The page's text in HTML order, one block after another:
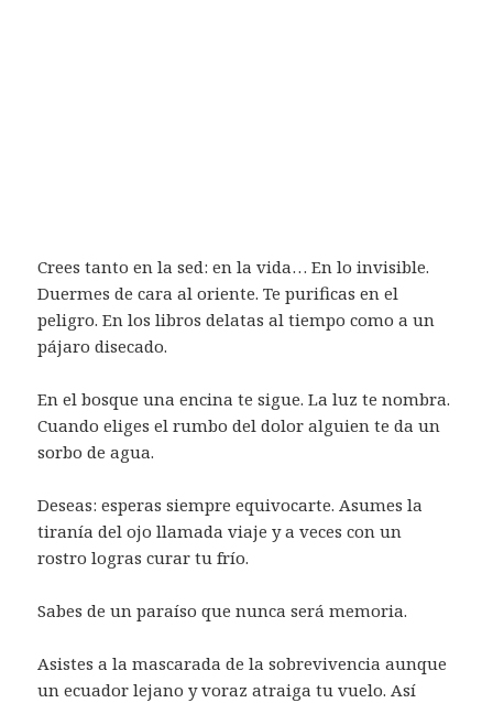
Crees tanto en la sed: en la vida… En lo invisible.
Duermes de cara al oriente. Te purificas en el
peligro. En los libros delatas al tiempo como a un
pájaro disecado.
En el bosque una encina te sigue. La luz te nombra.
Cuando eliges el rumbo del dolor alguien te da un
sorbo de agua.
Deseas: esperas siempre equivocarte. Asumes la
tiranía del ojo llamada viaje y a veces con un
rostro logras curar tu frío.
Sabes de un paraíso que nunca será memoria.
Asistes a la mascarada de la sobrevivencia aunque
un ecuador lejano y voraz atraiga tu vuelo. Así